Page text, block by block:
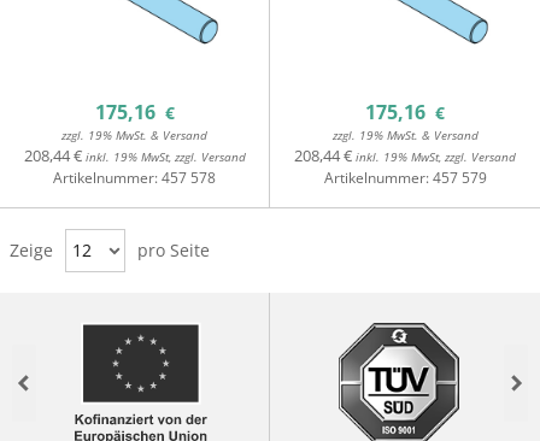
175,16 €
zzgl. 19% MwSt. & Versand
208,44 €inkl. 19% MwSt, zzgl. Versand
Artikelnummer:457 578
175,16 €
zzgl. 19% MwSt. & Versand
208,44 € inkl. 19% MwSt, zzgl. Versand
Artikelnummer:457 579
Zeige 12 pro Seite
Previous Next